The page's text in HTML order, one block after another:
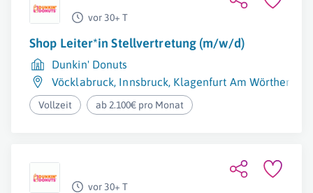
vor 30+ T
Shop Leiter*in Stellvertretung (m/w/d)
Dunkin' Donuts
Vöcklabruck, Innsbruck, Klagenfurt Am Wörthersee
Vollzeit ab 2.100€ pro Monat
vor 30+ T